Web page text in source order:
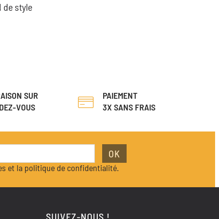
de style
SUR
VOUS
PAIEMENT
3X SANS FRAIS
OK
et la politique de confidentialité.
SUIVEZ-NOUS !